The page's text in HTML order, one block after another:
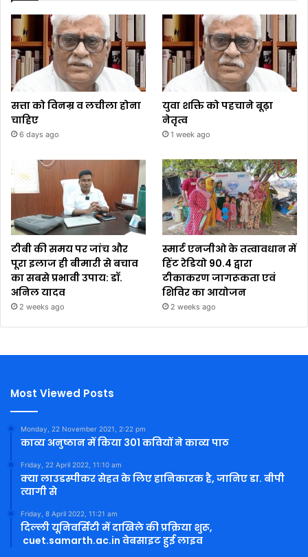
सत्ता को विनम्र व लचीला होना
चाहिए
6 days ago
युवा शक्ति को पहचाने बूढ़ा
नेतृत्व
1 week ago
टीबी की समय पर जांच और
पूरा इलाज ही बीमारी से बचाव
का सबसे प्रभावी उपाय: डॉ.
अनिल यादव
2 weeks ago
स्मार्ट एनजीओ के तत्वावधान में
हिंट रेडियो 90.4 द्वारा
टीकाकरण जागरूकता एवं
शिविर का आयोजन
2 weeks ago
Most Viewed Posts
Monday, 22 November 2021, 2:22 pm
काव्य अनुष्ठान में किया 301 कवियों ने काव्य पाठ
Friday, 22 April 2022, 11:10 am
क्या लाउडस्पीकर सेहत के लिए हानिकारक है, जानिए डा. बीपी
त्यागी से
Friday, 8 April 2022, 11:21 am
दिल्ली यूनिवर्सिटी में दाखिले की प्रक्रिया शुरू,
cuet.samarth.ac.in वेबसाइट हुई लाइव